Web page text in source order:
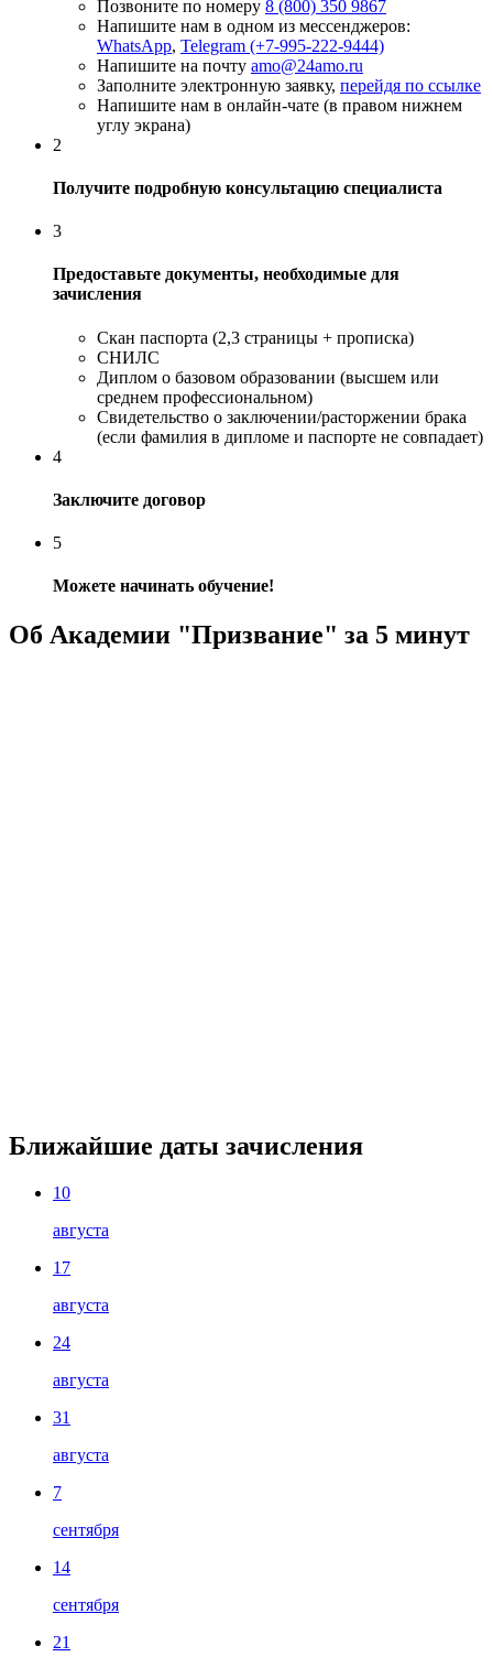
Позвоните по номеру 8 (800) 350 9867
Напишите нам в одном из мессенджеров:
WhatsApp, Telegram (+7-995-222-9444)
Напишите на почту amo@24amo.ru
Заполните электронную заявку, перейдя по ссылке
Напишите нам в онлайн-чате (в правом нижнем
углу экрана)
2
Получите подробную консультацию специалиста
3
Предоставьте документы, необходимые для
зачисления
Скан паспорта (2,3 страницы + прописка)
СНИЛС
Диплом о базовом образовании (высшем или
среднем профессиональном)
Свидетельство о заключении/расторжении брака
(если фамилия в дипломе и паспорте не совпадает)
4
Заключите договор
5
Можете начинать обучение!
Об Академии "Призвание" за 5 минут
Ближайшие даты зачисления
10
августа
17
августа
24
августа
31
августа
7
сентября
14
сентября
21